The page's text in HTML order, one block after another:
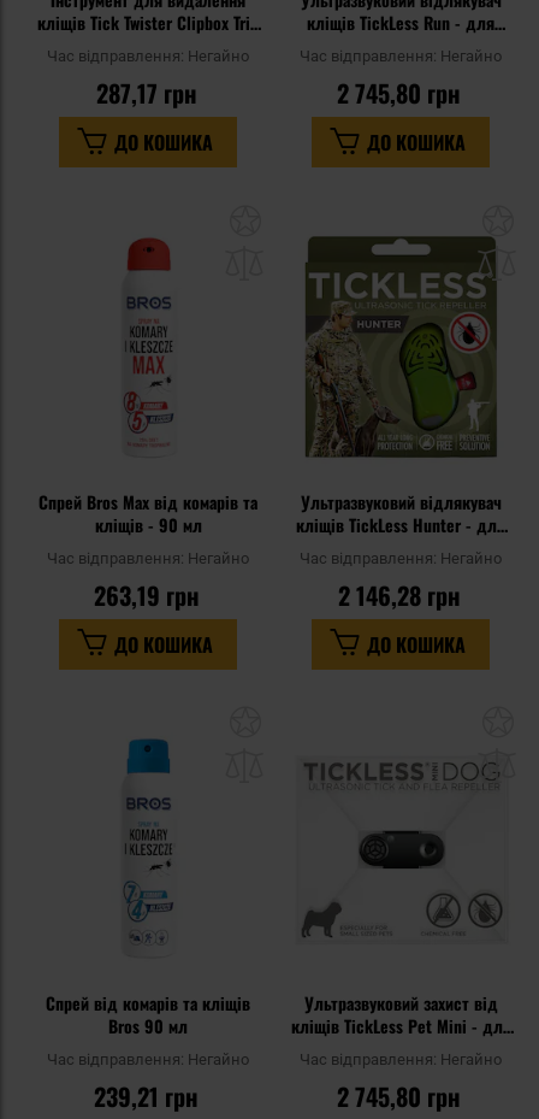
кліщів Tick Twister Clipbox Trio
Час відправлення: Негайно
287,17 грн
ДО КОШИКА
кліщів TickLess Run - для
людей - UV Yellow
Час відправлення: Негайно
2 745,80 грн
ДО КОШИКА
списку
уподобань
Спрей Bros Max від комарів та
кліщів - 90 мл
Час відправлення: Негайно
263,19 грн
ДО КОШИКА
Ультразвуковий відлякувач
кліщів TickLess Hunter - для
мисливців - Green
Час відправлення: Негайно
2 146,28 грн
ДО КОШИКА
списку
уподобань
Спрей від комарів та кліщів
Bros 90 мл
Час відправлення: Негайно
239,21 грн
Ультразвуковий захист від
кліщів TickLess Pet Mini - для
тварин - Black
Час відправлення: Негайно
2 745,80 грн